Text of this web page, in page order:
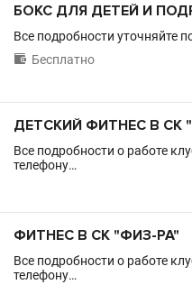
БОКС ДЛЯ ДЕТЕЙ И
Все подробности уточняйте
 Бесплатно
ДЕТСКИЙ ФИТНЕС В СК
Все подробности о работе
телефону…
ФИТНЕС В СК "ФИЗ-РА"
Все подробности о работе
телефону…